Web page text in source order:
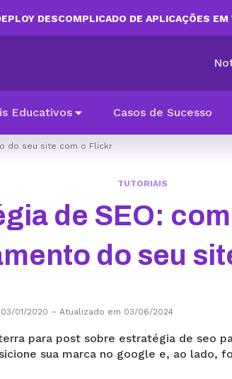
DESCOMPLICADO DE APLICAÇÕES EM
Educativos Casos de Sucesso
do seu site com o Flickr
TUTORIAIS
de SEO:
do seu
01/2020 – Atualizado em 03/06/2024